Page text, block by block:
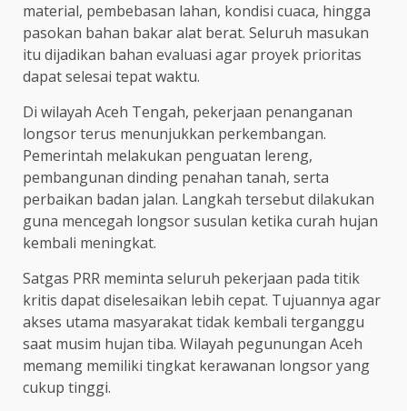
material, pembebasan lahan, kondisi cuaca, hingga
pasokan bahan bakar alat berat. Seluruh masukan
itu dijadikan bahan evaluasi agar proyek prioritas
dapat selesai tepat waktu.
Di wilayah Aceh Tengah, pekerjaan penanganan
longsor terus menunjukkan perkembangan.
Pemerintah melakukan penguatan lereng,
pembangunan dinding penahan tanah, serta
perbaikan badan jalan. Langkah tersebut dilakukan
guna mencegah longsor susulan ketika curah hujan
kembali meningkat.
Satgas PRR meminta seluruh pekerjaan pada titik
kritis dapat diselesaikan lebih cepat. Tujuannya agar
akses utama masyarakat tidak kembali terganggu
saat musim hujan tiba. Wilayah pegunungan Aceh
memang memiliki tingkat kerawanan longsor yang
cukup tinggi.